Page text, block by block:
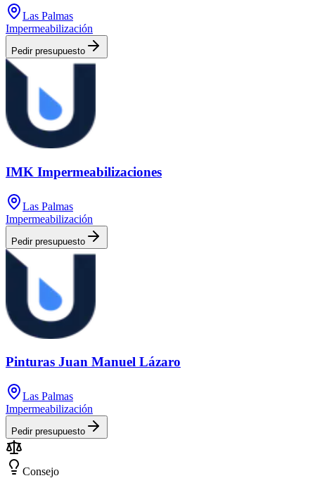
Las Palmas
Impermeabilización
Pedir presupuesto
IMK Impermeabilizaciones
Las Palmas
Impermeabilización
Pedir presupuesto
Pinturas Juan Manuel Lázaro
Las Palmas
Impermeabilización
Pedir presupuesto
Consejo